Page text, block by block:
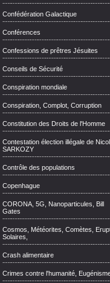
Confédération Galactique
Conférences
Confessions de prêtres Jésuites
Conseils de Sécurité
Conspiration mondiale
Conspiration, Complot, Corruption
Constitution des Droits de l'Homme
Contestation élection illégale de
SARKOZY
Contrôle des populations
Copenhague
CORONA, 5G, Nanoparticules, Bill
Gates
Cosmos, Météorites, Comètes,
Solaires,
Crash alimentaire
Crimes contre l'humanité,